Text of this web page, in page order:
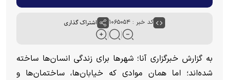
کد خبر : ۱۰۶۵۰۵۴ اشتراک گذاری
به گزارش خبرگزاری آنا؛ شهر‌ها برای زندگی انسان‌ها ساخته
شده‌اند؛ اما همان موادی که خیابان‌ها، ساختمان‌ها و